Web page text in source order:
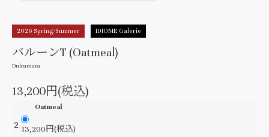
2026 Spring/Summer IDIOME Galerie
バルーンT (Oatmeal)
Dulcamara
13,200円(税込)
Oatmeal
２ 13,200円(税込)